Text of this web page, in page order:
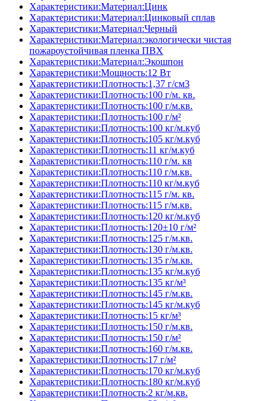
Характеристики:Материал:Цинк
Характеристики:Материал:Цинковый сплав
Характеристики:Материал:Черный
Характеристики:Материал:экологически чистая
пожароустойчивая пленка ПВХ
Характеристики:Материал:Экошпон
Характеристики:Мощность:12 Вт
Характеристики:Плотность:1,37 г/см3
Характеристики:Плотность:100 г/м. кв.
Характеристики:Плотность:100 г/м.кв.
Характеристики:Плотность:100 г/м²
Характеристики:Плотность:100 кг/м.куб
Характеристики:Плотность:105 кг/м.куб
Характеристики:Плотность:11 кг/м.куб
Характеристики:Плотность:110 г/м. кв
Характеристики:Плотность:110 г/м.кв.
Характеристики:Плотность:110 кг/м.куб
Характеристики:Плотность:115 г/м. кв.
Характеристики:Плотность:115 г/м.кв.
Характеристики:Плотность:120 кг/м.куб
Характеристики:Плотность:120±10 г/м²
Характеристики:Плотность:125 г/м.кв.
Характеристики:Плотность:130 г/м.кв.
Характеристики:Плотность:135 г/м.кв.
Характеристики:Плотность:135 кг/м.куб
Характеристики:Плотность:135 кг/м³
Характеристики:Плотность:145 г/м.кв.
Характеристики:Плотность:145 кг/м.куб
Характеристики:Плотность:15 кг/м³
Характеристики:Плотность:150 г/м.кв.
Характеристики:Плотность:150 г/м²
Характеристики:Плотность:160 г/м.кв.
Характеристики:Плотность:17 г/м²
Характеристики:Плотность:170 кг/м.куб
Характеристики:Плотность:180 кг/м.куб
Характеристики:Плотность:2 кг/м.кв.